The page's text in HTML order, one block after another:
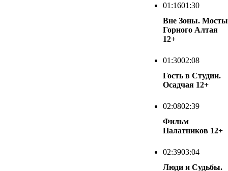
01:1601:30
Вне Зоны. Мосты
Горного Алтая
12+
01:3002:08
Гость в Студии.
Осадчая 12+
02:0802:39
Фильм
Палатников 12+
02:3903:04
Люди и Судьбы.